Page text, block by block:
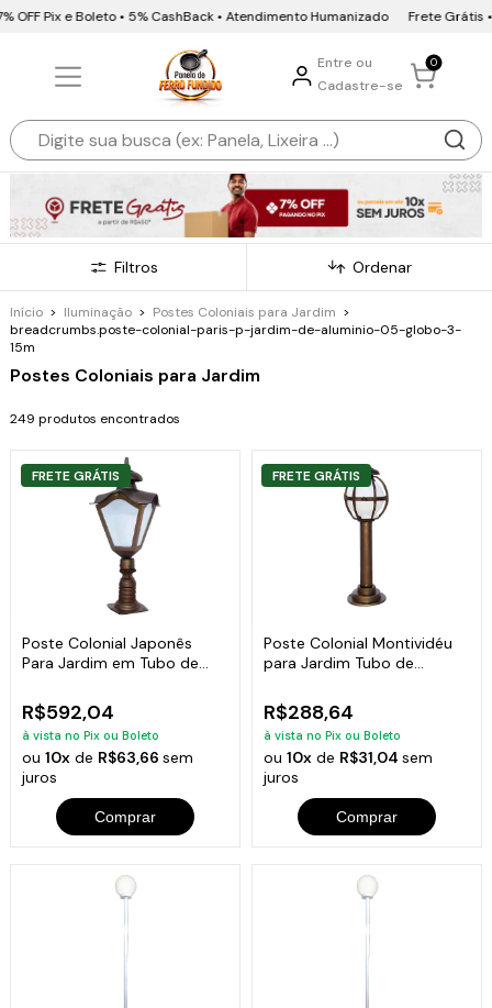
e Boleto • 5% CashBack • Atendimento Humanizado Frete Grátis • 10x
Entre ou
Cadastre-se
0
Filtros Ordenar
Início > Iluminação > Postes Coloniais para Jardim >
breadcrumbs.poste-colonial-paris-p-jardim-de-aluminio-05-globo-3-
15m
Postes Coloniais para Jardim
249 produtos encontrados
FRETE GRÁTIS
Poste Colonial Japonês
Para Jardim em Tubo de
R$592,04
à vista no Pix ou Boleto
ou10x de R$63,66sem
juros
Comprar
FRETE GRÁTIS
Poste Colonial Montividéu
para Jardim Tubo de
R$288,64
à vista no Pix ou Boleto
ou 10xde R$31,04 sem
juros
Comprar